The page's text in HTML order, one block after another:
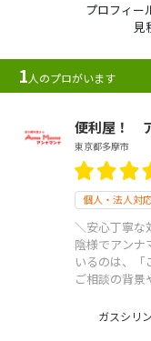
プロフィー
見
1人のプロがいます
便利屋！
東京都多摩市
個人・法人対
＼安心丁寧な
陰様でアンナ
いるのは、「
ご相談の背
立場に立っ
すのではな
負担が軽く
ガスシリ